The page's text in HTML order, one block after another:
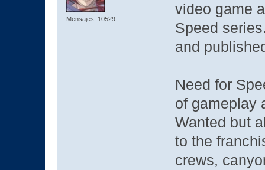
Mensajes: 10529
video game
Speed
and
Need for
of gameplay
Wanted but
to the
crews,